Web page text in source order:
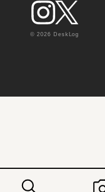
© 2026 DeskLog